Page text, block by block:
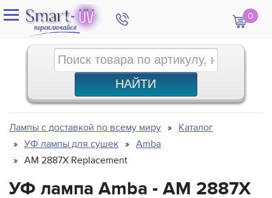
0
Лампы с доставкой по всему миру
Каталог
УФ лампы для сушек
Amba
AM 2887X Replacement
УФ лампа Amba - AM 2887X